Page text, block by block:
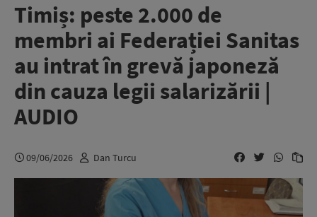
Timiș: peste 2.000 de
membri ai Federației Sanitas
au intrat în grevă japoneză
din cauza legii salarizării |
AUDIO
09/06/2026 Dan Turcu